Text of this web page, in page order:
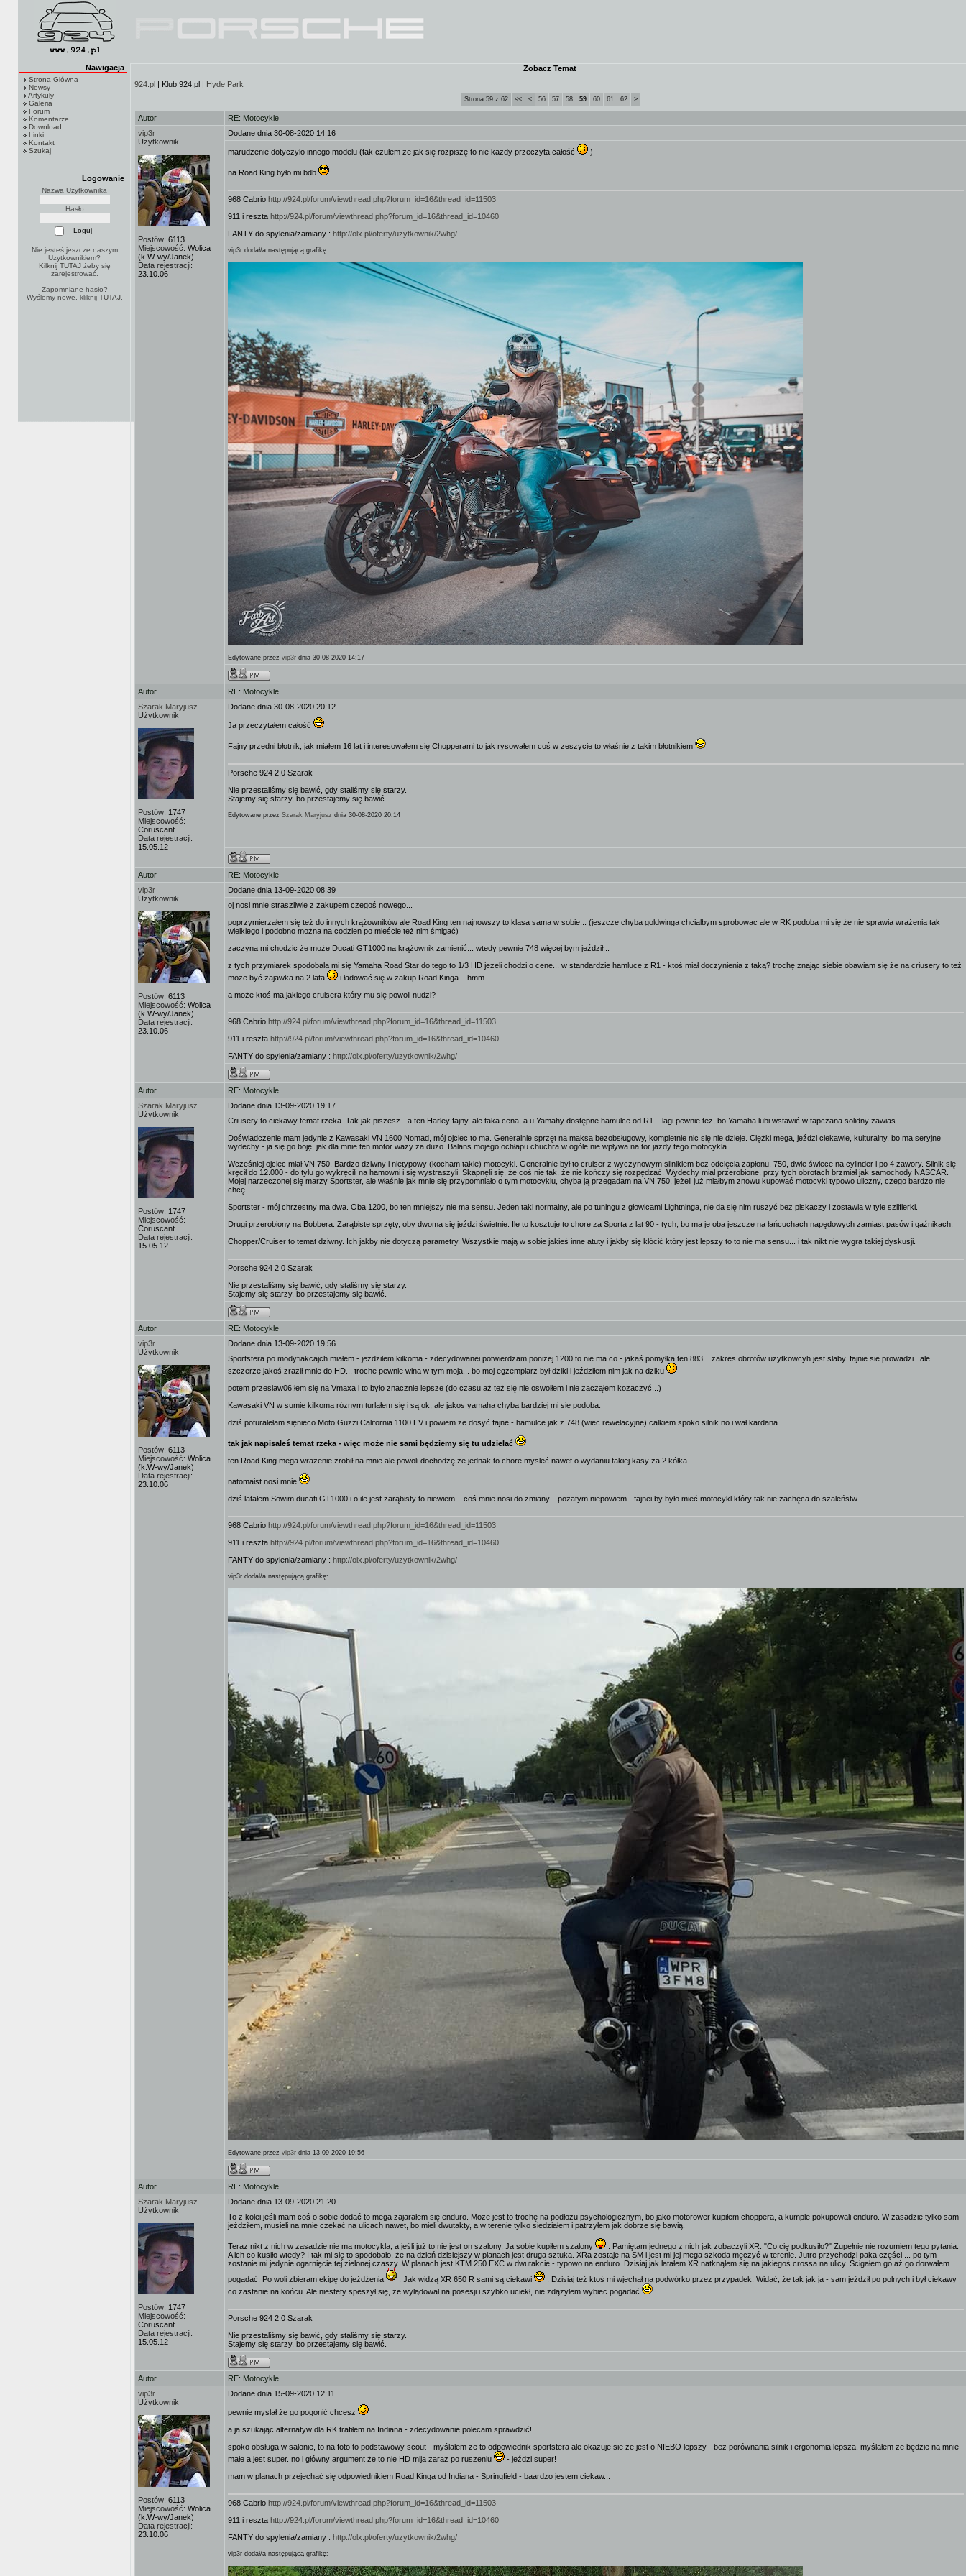
Nawigacja
Strona Główna
Newsy
Artykuły
Galeria
Forum
Komentarze
Download
Linki
Kontakt
Szukaj
Logowanie
Nazwa Użytkownika
Hasło
Nie jesteś jeszcze naszym
Użytkownikiem?
Kilknij TUTAJżeby się
zarejestrować.
Zapomniane hasło?
Wyślemy nowe, kliknij TUTAJ.
Zobacz Temat
924.pl | Klub 924.pl | Hyde Park
Strona 59 z 62 << < 56 57 58 59 60 61 62 >
Autor
RE: Motocykle
vip3r
Użytkownik
Postów: 6113
Miejscowość: Wolica
(k.W-wy/Janek)
Data rejestracji:
23.10.06
Dodane dnia 30-08-2020 14:16
marudzenie dotyczyło innego modelu (tak czułem że jak się rozpiszę to nie każdy przeczyta całość )
na Road King było mi bdb
968 Cabrio http://924.pl/forum/viewthread.php?forum_id=16&thread_id=11503
911 i reszta http://924.pl/forum/viewthread.php?forum_id=16&thread_id=10460
FANTY do spylenia/zamiany : http://olx.pl/oferty/uzytkownik/2whg/
vip3r dodał/a następującą grafikę:
Edytowane przez vip3r dnia 30-08-2020 14:17
Autor
RE: Motocykle
Szarak Maryjusz
Użytkownik
Postów: 1747
Miejscowość:
Coruscant
Data rejestracji:
15.05.12
Dodane dnia 30-08-2020 20:12
Ja przeczytałem całość
Fajny przedni błotnik, jak miałem 16 lat i interesowałem się Chopperami to jak rysowałem coś w zeszycie to właśnie z takim błotnikiem
Porsche 924 2.0 Szarak
Nie przestaliśmy się bawić, gdy staliśmy się starzy.
Stajemy się starzy, bo przestajemy się bawić.
Edytowane przez Szarak Maryjusz dnia 30-08-2020 20:14
Autor
RE: Motocykle
vip3r
Użytkownik
Postów: 6113
Miejscowość: Wolica
(k.W-wy/Janek)
Data rejestracji:
23.10.06
Dodane dnia 13-09-2020 08:39
oj nosi mnie straszliwie z zakupem czegoś nowego...
poprzymierzałem się też do innych krążowników ale Road King ten najnowszy to klasa sama w sobie... (jeszcze chyba goldwinga chcialbym sprobowac ale w RK podoba mi się że nie sprawia wrażenia tak
wielkiego i podobno można na codzien po mieście też nim śmigać)
zaczyna mi chodzic że może Ducati GT1000 na krążownik zamienić... wtedy pewnie 748 więcej bym jeździł...
z tych przymiarek spodobala mi się Yamaha Road Star do tego to 1/3 HD jezeli chodzi o cene... w standardzie hamluce z R1 - ktoś miał doczynienia z taką? trochę znając siebie obawiam się że na criusery to też
może być zajawka na 2 lata
i ładować się w zakup Road Kinga... hmm
a może ktoś ma jakiego cruisera który mu się powoli nudzi?
968 Cabrio http://924.pl/forum/viewthread.php?forum_id=16&thread_id=11503
911 i reszta http://924.pl/forum/viewthread.php?forum_id=16&thread_id=10460
FANTY do spylenia/zamiany : http://olx.pl/oferty/uzytkownik/2whg/
Autor
RE: Motocykle
Szarak Maryjusz
Użytkownik
Postów: 1747
Miejscowość:
Coruscant
Data rejestracji:
15.05.12
Dodane dnia 13-09-2020 19:17
Criusery to ciekawy temat rzeka. Tak jak piszesz - a ten Harley fajny, ale taka cena, a u Yamahy dostępne hamulce od R1... lagi pewnie też, bo Yamaha lubi wstawić w tapczana solidny zawias.
Doświadczenie mam jedynie z Kawasaki VN 1600 Nomad, mój ojciec to ma. Generalnie sprzęt na maksa bezobsługowy, kompletnie nic się nie dzieje. Ciężki mega, jeździ ciekawie, kulturalny, bo ma seryjne
wydechy - ja się go boję, jak dla mnie ten motor waży za dużo. Balans mojego ochłapu chuchra w ogóle nie wpływa na tor jazdy tego motocykla.
Wcześniej ojciec miał VN 750. Bardzo dziwny i nietypowy (kocham takie) motocykl. Generalnie był to cruiser z wyczynowym silnikiem bez odcięcia zapłonu. 750, dwie świece na cylinder i po 4 zawory. Silnik się
kręcił do 12.000 - do tylu go wykręcili na hamowni i się wystraszyli. Skapnęli się, że coś nie tak, że nie kończy się rozpędzać. Wydechy miał przerobione, przy tych obrotach brzmiał jak samochody NASCAR.
Mojej narzeczonej się marzy Sportster, ale właśnie jak mnie się przypomniało o tym motocyklu, chyba ją przegadam na VN 750, jeżeli już miałbym znowu kupować motocykl typowo uliczny, czego bardzo nie
chcę.
Sportster - mój chrzestny ma dwa. Oba 1200, bo ten mniejszy nie ma sensu. Jeden taki normalny, ale po tuningu z głowicami Lightninga, nie da się nim ruszyć bez piskaczy i zostawia w tyle szlifierki.
Drugi przerobiony na Bobbera. Zarąbiste sprzęty, oby dwoma się jeździ świetnie. Ile to kosztuje to chore za Sporta z lat 90 - tych, bo ma je oba jeszcze na łańcuchach napędowych zamiast pasów i gaźnikach.
Chopper/Cruiser to temat dziwny. Ich jakby nie dotyczą parametry. Wszystkie mają w sobie jakieś inne atuty i jakby się kłócić który jest lepszy to to nie ma sensu... i tak nikt nie wygra takiej dyskusji.
Porsche 924 2.0 Szarak
Nie przestaliśmy się bawić, gdy staliśmy się starzy.
Stajemy się starzy, bo przestajemy się bawić.
Autor
RE: Motocykle
vip3r
Użytkownik
Postów: 6113
Miejscowość: Wolica
(k.W-wy/Janek)
Data rejestracji:
23.10.06
Dodane dnia 13-09-2020 19:56
Sportstera po modyfiakcajch miałem - jeżdziłem kilkoma - zdecydowanei potwierdzam poniżej 1200 to nie ma co - jakaś pomyłka ten 883... zakres obrotów użytkowcyh jest słaby. fajnie sie prowadzi.. ale
szczerze jakoś zraził mnie do HD... troche pewnie wina w tym moja... bo moj egzemplarz był dziki i jeździłem nim jak na dziku
potem przesiaw06;łem się na Vmaxa i to było znacznie lepsze (do czasu aż też się nie oswoiłem i nie zacząłem kozaczyć...)
Kawasaki VN w sumie kilkoma róznym turlałem się i są ok, ale jakos yamaha chyba bardziej mi sie podoba.
dziś poturalełam sięnieco Moto Guzzi California 1100 EV i powiem że dosyć fajne - hamulce jak z 748 (wiec rewelacyjne) całkiem spoko silnik no i wał kardana.
tak jak napisałeś temat rzeka - więc może nie sami będziemy się tu udzielać
ten Road King mega wrażenie zrobił na mnie ale powoli dochodzę że jednak to chore mysleć nawet o wydaniu takiej kasy za 2 kółka...
natomaist nosi mnie
dziś latałem Sowim ducati GT1000 i o ile jest zarąbisty to niewiem... coś mnie nosi do zmiany... pozatym niepowiem - fajnei by było mieć motocykl który tak nie zachęca do szaleństw...
968 Cabrio http://924.pl/forum/viewthread.php?forum_id=16&thread_id=11503
911 i reszta http://924.pl/forum/viewthread.php?forum_id=16&thread_id=10460
FANTY do spylenia/zamiany : http://olx.pl/oferty/uzytkownik/2whg/
vip3r dodał/a następującą grafikę:
Edytowane przez vip3r dnia 13-09-2020 19:56
Autor
RE: Motocykle
Szarak Maryjusz
Użytkownik
Postów: 1747
Miejscowość:
Coruscant
Data rejestracji:
15.05.12
Dodane dnia 13-09-2020 21:20
To z kolei jeśli mam coś o sobie dodać to mega zajarałem się enduro. Może jest to trochę na podłożu psychologicznym, bo jako motorower kupiłem choppera, a kumple pokupowali enduro. W zasadzie tylko sam
jeździłem, musieli na mnie czekać na ulicach nawet, bo mieli dwutakty, a w terenie tylko siedziałem i patrzyłem jak dobrze się bawią.
Teraz nikt z nich w zasadzie nie ma motocykla, a jeśli już to nie jest on szalony. Ja sobie kupiłem szalony
. Pamiętam jednego z nich jak zobaczyli XR: "Co cię podkusiło?" Zupełnie nie rozumiem tego pytania.
A ich co kusiło wtedy? I tak mi się to spodobało, że na dzień dzisiejszy w planach jest druga sztuka. XRa zostaje na SM i jest mi jej mega szkoda męczyć w terenie. Jutro przychodzi paka części ... po tym
zostanie mi jedynie ogarnięcie tej zielonej czaszy. W planach jest KTM 250 EXC w dwutakcie - typowo na enduro. Dzisiaj jak latałem XR natknąłem się na jakiegoś crossa na ulicy. Ścigałem go aż go dorwałem
pogadać. Po woli zbieram ekipę do jeżdżenia
. Jak widzą XR 650 R sami są ciekawi
. Dzisiaj też ktoś mi wjechał na podwórko przez przypadek. Widać, że tak jak ja - sam jeździł po polnych i był ciekawy
co zastanie na końcu. Ale niestety speszył się, że wylądował na posesji i szybko uciekł, nie zdążyłem wybiec pogadać
Porsche 924 2.0 Szarak
Nie przestaliśmy się bawić, gdy staliśmy się starzy.
Stajemy się starzy, bo przestajemy się bawić.
Autor
RE: Motocykle
vip3r
Użytkownik
Postów: 6113
Miejscowość: Wolica
(k.W-wy/Janek)
Data rejestracji:
23.10.06
Dodane dnia 15-09-2020 12:11
pewnie myslał że go pogonić chcesz
a ja szukając alternatyw dla RK trafiłem na Indiana - zdecydowanie polecam sprawdzić!
spoko obsługa w salonie, to na foto to podstawowy scout - myślałem ze to odpowiednik sportstera ale okazuje sie że jest o NIEBO lepszy - bez porównania silnik i ergonomia lepsza. myślałem ze będzie na mnie
małe a jest super. no i główny argument że to nie HD mija zaraz po ruszeniu
- jeździ super!
mam w planach przejechać się odpowiednikiem Road Kinga od Indiana - Springfield - baardzo jestem ciekaw...
968 Cabrio http://924.pl/forum/viewthread.php?forum_id=16&thread_id=11503
911 i reszta http://924.pl/forum/viewthread.php?forum_id=16&thread_id=10460
FANTY do spylenia/zamiany : http://olx.pl/oferty/uzytkownik/2whg/
vip3r dodał/a następującą grafikę: